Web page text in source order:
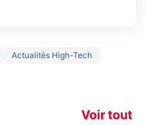
Actualités High-Tech
Voir tout
prochaine